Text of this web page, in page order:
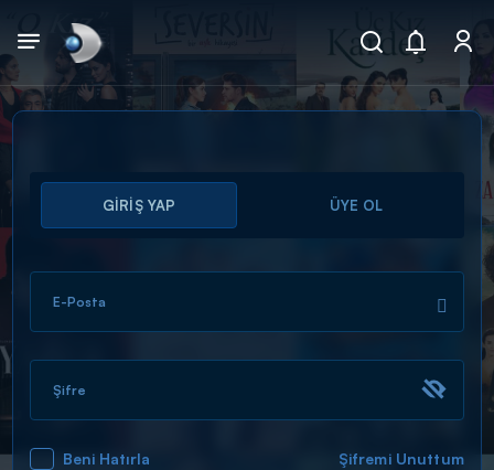
Arama
ARAMA SONUÇLARI
GİRİŞ YAP ÜYE OL
E-Posta
Şifre
Beni Hatırla Şifremi Unuttum